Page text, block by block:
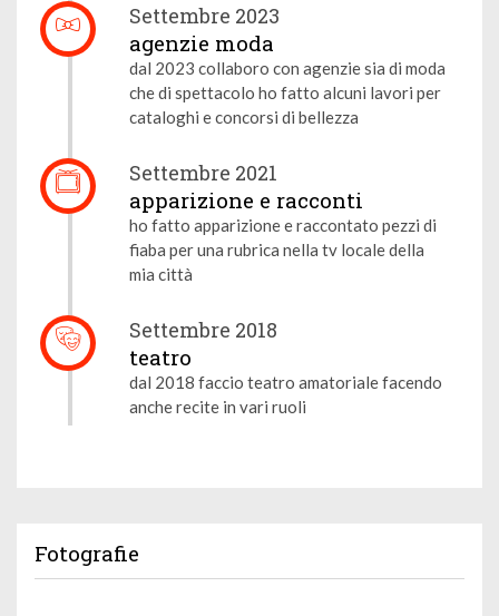
Settembre 2023
agenzie moda
dal 2023 collaboro con agenzie sia di moda
che di spettacolo ho fatto alcuni lavori per
cataloghi e concorsi di bellezza
Settembre 2021
apparizione e racconti
ho fatto apparizione e raccontato pezzi di
fiaba per una rubrica nella tv locale della
mia città
Settembre 2018
teatro
dal 2018 faccio teatro amatoriale facendo
anche recite in vari ruoli
Fotografie